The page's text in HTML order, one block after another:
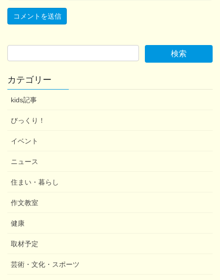
カテゴリー
kids記事
びっくり！
イベント
ニュース
住まい・暮らし
作文教室
健康
取材予定
芸術・文化・スポーツ